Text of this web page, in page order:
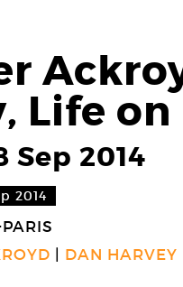
Life on
Sep 2014
2014
DAN HARVEY